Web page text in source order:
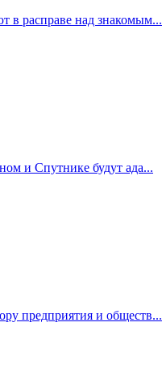
в расправе над знакомым...
и Спутнике будут ада...
предприятия и обществ...